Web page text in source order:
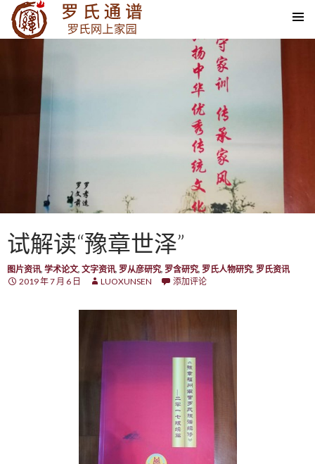
SKIP TO CONTENT
试解读“豫章世泽”
图片资讯, 学术论文, 文字资讯, 罗从彦研究, 罗含研究, 罗氏人物研究, 罗氏资讯
2019 年 7 月 6 日
LUOXUNSEN 添加评论